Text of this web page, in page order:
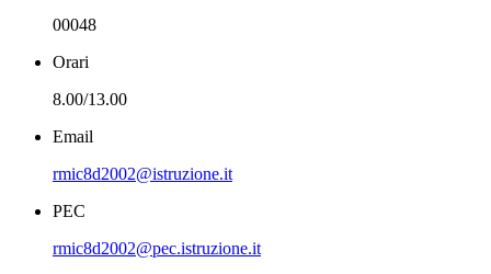
00048
Orari
8.00/13.00
Email
rmic8d2002@istruzione.it
PEC
rmic8d2002@pec.istruzione.it